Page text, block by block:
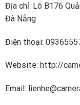
Địa chỉ: Lô B176
Đà Nẵng
Điện thoại:
Website: http://
Email: